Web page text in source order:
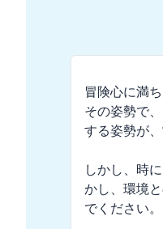
冒険心に満
その姿勢で
する姿勢が
しかし、時
かし、環境
でください。